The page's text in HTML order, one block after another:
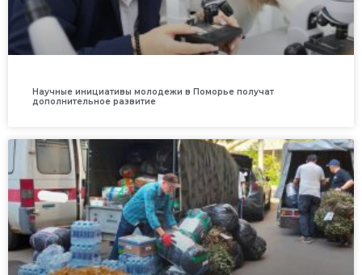
Научные инициативы молодежи в Поморье получат
дополнительное развитие